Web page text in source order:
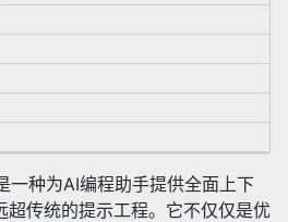
一种为AI编程助手提供全面上下
超传统的提示工程。它不仅仅是优